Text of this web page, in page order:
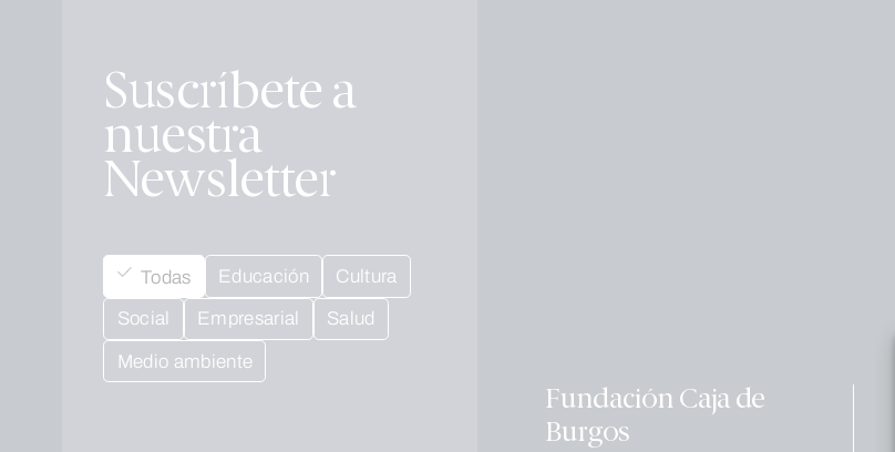
Suscríbete a
nuestra
Newsletter
Todas Educación Cultura
Social Empresarial Salud
Medio ambiente
Fundación Caja de
Burgos